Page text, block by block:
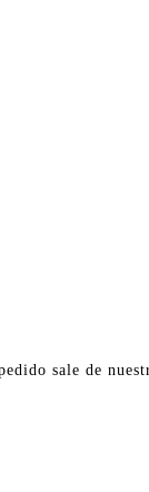
sale de